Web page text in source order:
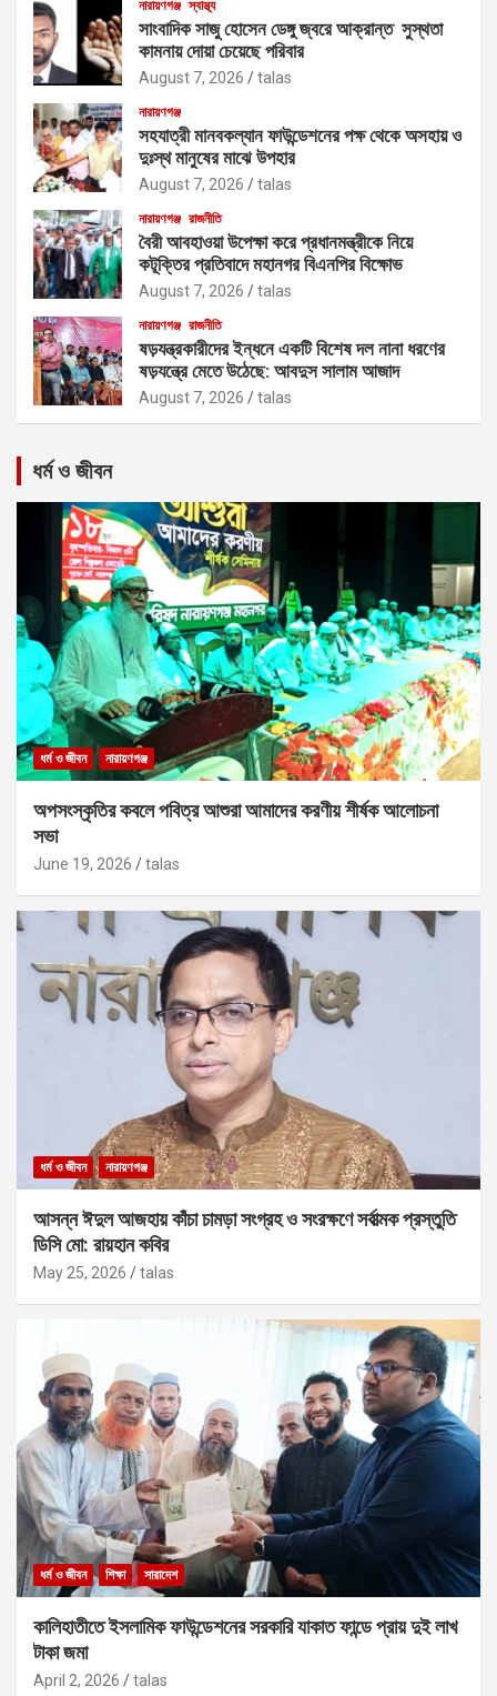
নারায়ণগঞ্জ স্বাস্থ্য
সাংবাদিক সাজু হোসেন ডেঙ্গু জ্বরে আক্রান্ত সুস্থতা
কামনায় দোয়া চেয়েছে পরিবার
August 7, 2026 talas
নারায়ণগঞ্জ
সহযাত্রী মানবকল্যান ফাউন্ডেশনের পক্ষ থেকে অসহায় ও
দুঃস্থ মানুষের মাঝে উপহার
August 7, 2026 talas
নারায়ণগঞ্জ রাজনীতি
বৈরী আবহাওয়া উপেক্ষা করে প্রধানমন্ত্রীকে নিয়ে
কটূক্তির প্রতিবাদে মহানগর বিএনপির বিক্ষোভ
August 7, 2026 talas
নারায়ণগঞ্জ রাজনীতি
ষড়যন্ত্রকারীদের ইন্ধনে একটি বিশেষ দল নানা ধরণের
ষড়যন্ত্রে মেতে উঠেছে: আবদুস সালাম আজাদ
August 7, 2026 talas
ধর্ম ও জীবন
ধর্ম ও জীবন নারায়ণগঞ্জ
অপসংস্কৃতির কবলে পবিত্র আশুরা আমাদের করণীয় শীর্ষক আলোচনা
সভা
June 19, 2026 talas
ধর্ম ও জীবন নারায়ণগঞ্জ
আসন্ন ঈদুল আজহায় কাঁচা চামড়া সংগ্রহ ও সংরক্ষণে সর্বাত্মক প্রস্তুতি
ডিসি মো: রায়হান কবির
May 25, 2026 talas
ধর্ম ও জীবন শিক্ষা সারাদেশ
কালিহাতীতে ইসলামিক ফাউন্ডেশনের সরকারি যাকাত ফান্ডে প্রায় দুই লাখ
টাকা জমা
April 2, 2026 talas